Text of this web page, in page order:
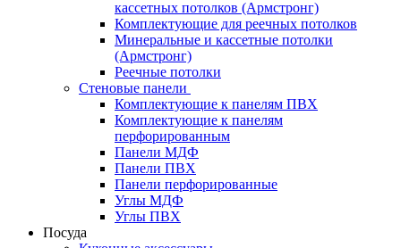
кассетных потолков (Армстронг)
Комплектующие для реечных потолков
Минеральные и кассетные потолки
(Армстронг)
Реечные потолки
Стеновые панели
Комплектующие к панелям ПВХ
Комплектующие к панелям
перфорированным
Панели МДФ
Панели ПВХ
Панели перфорированные
Углы МДФ
Углы ПВХ
Посуда